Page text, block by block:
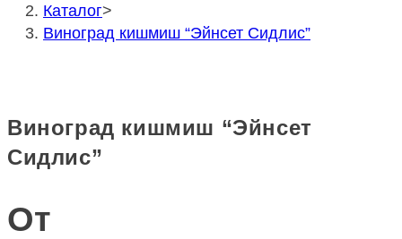
Каталог>
Виноград кишмиш “Эйнсет Сидлис”
Виноград кишмиш “Эйнсет
Сидлис”
От